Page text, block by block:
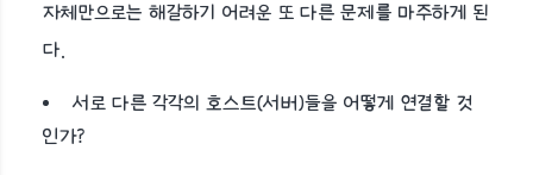
자체만으로는 해갈하기 어려운 또 다른 문제를 마주하게 된
다.
서로 다른 각각의 호스트(서버)들을 어떻게 연결할 것
인가?